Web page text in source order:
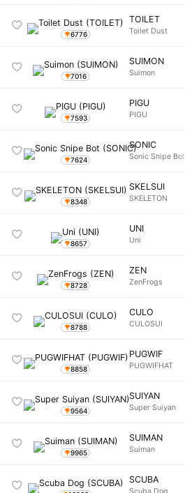
6776
TOILET
Toilet Dust
7016
SUIMON
Suimon
7593
PIGU
PIGU
7624
SONIC
Sonic Snipe Bot
8348
SKELSUI
SKELETON
8657
UNI
Uni
8728
ZEN
ZenFrogs
8788
CULO
CULOSUI
8858
PUGWIF
PUGWIFHAT
9564
SUIYAN
Super Suiyan
9965
SUIMAN
Suiman
SCUBA